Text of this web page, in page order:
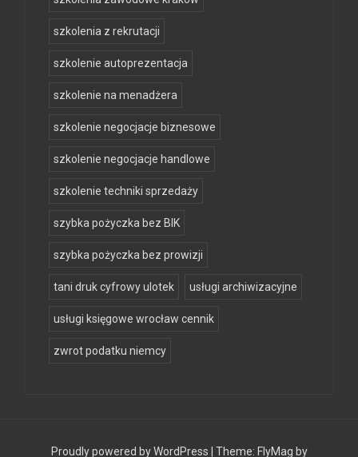
szkolenia z rekrutacji
szkolenie autoprezentacja
szkolenie na menadżera
szkolenie negocjacje biznesowe
szkolenie negocjacje handlowe
szkolenie techniki sprzedaży
szybka pożyczka bez BIK
szybka pożyczka bez prowizji
tani druk cyfrowy ulotek usługi archiwizacyjne
usługi księgowe wrocław cennik
zwrot podatku niemcy
Proudly powered by WordPress Theme: FlyMag by